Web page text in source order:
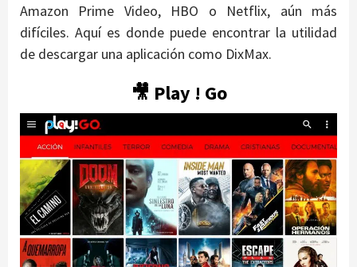
Amazon Prime Video, HBO o Netflix, aún más
difíciles. Aquí es donde puede encontrar la utilidad
de descargar una aplicación como DixMax.
🎥 Play ! Go